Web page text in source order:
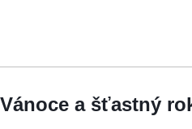
a šťastný